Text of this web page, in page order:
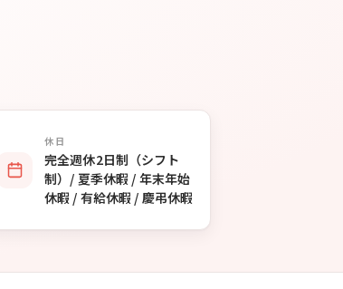
休日
完全週休2日制（シフト
制）/ 夏季休暇 / 年末年始
休暇 / 有給休暇 / 慶弔休暇